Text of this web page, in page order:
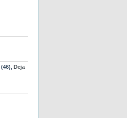
(46), Deja